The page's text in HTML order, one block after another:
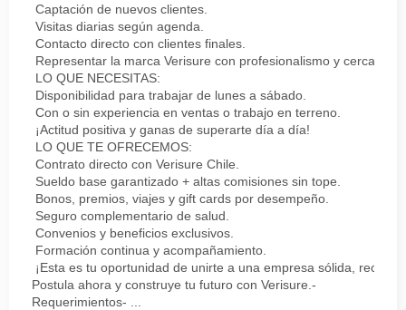
Captación de nuevos clientes.
Visitas diarias según agenda.
Contacto directo con clientes finales.
Representar la marca Verisure con profesionalismo y cercanía.
LO QUE NECESITAS:
Disponibilidad para trabajar de lunes a sábado.
Con o sin experiencia en ventas o trabajo en terreno.
¡Actitud positiva y ganas de superarte día a día!
LO QUE TE OFRECEMOS:
Contrato directo con Verisure Chile.
Sueldo base garantizado + altas comisiones sin tope.
Bonos, premios, viajes y gift cards por desempeño.
Seguro complementario de salud.
Convenios y beneficios exclusivos.
Formación continua y acompañamiento.
¡Esta es tu oportunidad de unirte a una empresa sólida,
Postula ahora y construye tu futuro con Verisure.-
Requerimientos- ...